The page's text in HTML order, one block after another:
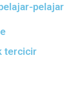
pelajar
tercicir